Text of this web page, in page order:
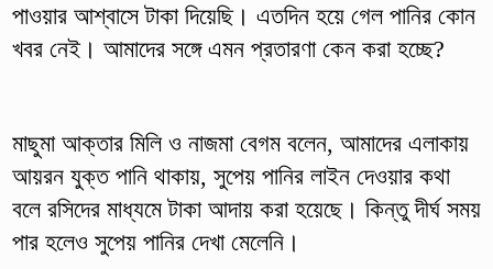
পাওয়ার আশ্বাসে টাকা দিয়েছি। এতদিন হয়ে গেল পানির কোন
খবর নেই। আমাদের সঙ্গে এমন প্রতারণা কেন করা হচ্ছে?
মাছুমা আক্তার মিলি ও নাজমা বেগম বলেন, আমাদের এলাকায়
আয়রন যুক্ত পানি থাকায়, সুপেয় পানির লাইন দেওয়ার কথা
বলে রসিদের মাধ্যমে টাকা আদায় করা হয়েছে। কিন্তু দীর্ঘ সময়
পার হলেও সুপেয় পানির দেখা মেলেনি।